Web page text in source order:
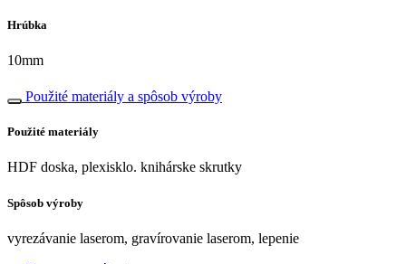
Hrúbka
10mm
Použité materiály a spôsob výroby
Použité materiály
HDF doska, plexisklo. knihárske skrutky
Spôsob výroby
vyrezávanie laserom, gravírovanie laserom, lepenie